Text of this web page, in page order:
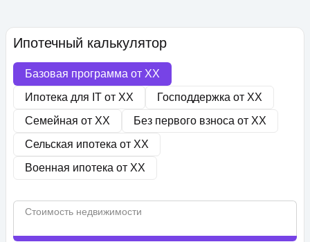
Ипотечный калькулятор
Базовая программа от XX
Ипотека для IT от XX Господдержка от XX
Семейная от XX Без первого взноса от XX
Сельская ипотека от XX
Военная ипотека от XX
Стоимость недвижимости